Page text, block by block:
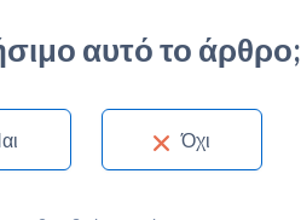
αυτό το άρθρο;
Όχι